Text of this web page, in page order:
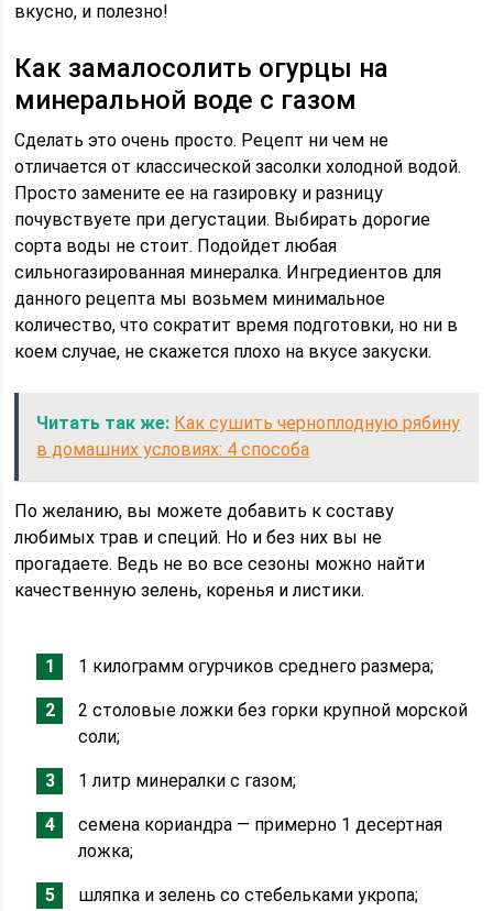
вкусно, и полезно!
Как замалосолить огурцы на
минеральной воде с газом
Сделать это очень просто. Рецепт ни чем не
отличается от классической засолки холодной водой.
Просто замените ее на газировку и разницу
почувствуете при дегустации. Выбирать дорогие
сорта воды не стоит. Подойдет любая
сильногазированная минералка. Ингредиентов для
данного рецепта мы возьмем минимальное
количество, что сократит время подготовки, но ни в
коем случае, не скажется плохо на вкусе закуски.
Читать так же: Как сушить черноплодную рябину
в домашних условиях: 4 способа
По желанию, вы можете добавить к составу
любимых трав и специй. Но и без них вы не
прогадаете. Ведь не во все сезоны можно найти
качественную зелень, коренья и листики.
1 килограмм огурчиков среднего размера;
2 столовые ложки без горки крупной морской
соли;
1 литр минералки с газом;
семена кориандра — примерно 1 десертная
ложка;
шляпка и зелень со стебельками укропа;